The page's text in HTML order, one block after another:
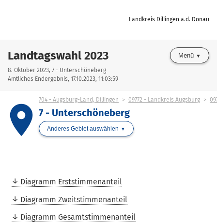
Landkreis Dillingen a.d. Donau
Landtagswahl 2023
8. Oktober 2023, 7 - Unterschöneberg
Amtliches Endergebnis, 17.10.2023, 11:03:59
Menü
place
704 - Augsburg-Land, Dillingen 09772 - Landkreis Augsburg
7 - Unterschöneberg
Anderes Gebiet auswählen
Diagramm Erststimmenanteil
Diagramm Zweitstimmenanteil
Diagramm Gesamtstimmenanteil